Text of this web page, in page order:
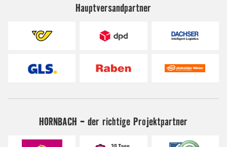
Hauptversandpartner
HORNBACH - der richtige Projektpartner